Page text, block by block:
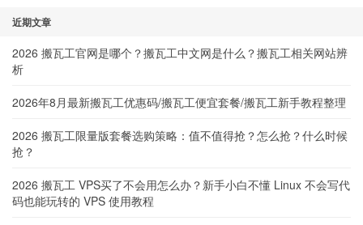
近期文章
2026 搬瓦工官网是哪个？搬瓦工中文网是什么？搬瓦工相关网站辨
析
2026年8月最新搬瓦工优惠码/搬瓦工便宜套餐/搬瓦工新手教程整理
2026 搬瓦工限量版套餐选购策略：值不值得抢？怎么抢？什么时候
抢？
2026 搬瓦工 VPS买了不会用怎么办？新手小白不懂 Linux 不会写代
码也能玩转的 VPS 使用教程